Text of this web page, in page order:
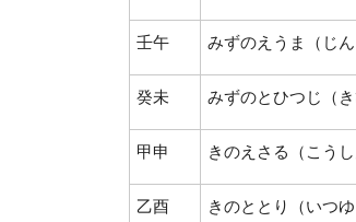
壬午 みずのえうま（じん
癸未 みずのとひつじ（き
甲申 きのえさる（こうし
乙酉 きのととり（いつゆ